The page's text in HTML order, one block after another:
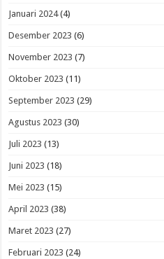
Januari 2024(4)
Desember 2023 (6)
November 2023 (7)
Oktober 2023 (11)
September 2023 (29)
Agustus 2023 (30)
Juli 2023 (13)
Juni 2023 (18)
Mei 2023 (15)
April 2023 (38)
Maret 2023 (27)
Februari 2023 (24)